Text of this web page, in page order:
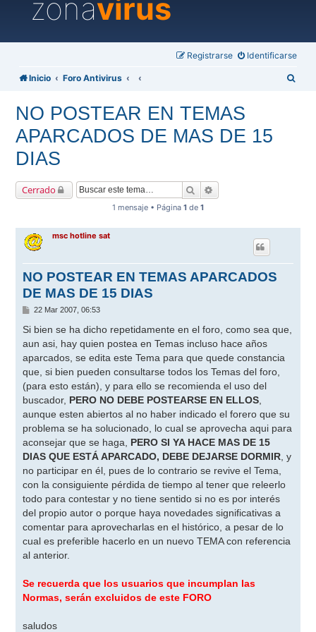
zonavirus
Identificarse
Registrarse
Inicio Foro Antivirus
NO POSTEAR EN TEMAS
APARCADOS DE MAS DE 15
DIAS
Cerrado Buscar
1 mensaje • Página 1 de 1
msc hotline sat
NO POSTEAR EN TEMAS APARCADOS
DE MAS DE 15 DIAS
M
n
a
j
e
22 Mar 2007, 06:53
Si bien se ha dicho repetidamente en el foro, como sea que,
aun asi, hay quien postea en Temas incluso hace años
aparcados, se edita este Tema para que quede constancia
que, si bien pueden consultarse todos los Temas del foro,
(para esto están), y para ello se recomienda el uso del
buscador, PERO NO DEBE POSTEARSE EN ELLOS,
aunque esten abiertos al no haber indicado el forero que su
problema se ha solucionado, lo cual se aprovecha aqui para
aconsejar que se haga, PERO SI YA HACE MAS DE 15
DIAS QUE ESTÁ APARCADO, DEBE DEJARSE DORMIR, y
no participar en él, pues de lo contrario se revive el Tema,
con la consiguiente pérdida de tiempo al tener que releerlo
todo para contestar y no tiene sentido si no es por interés
del propio autor o porque haya novedades significativas a
comentar para aprovecharlas en el histórico, a pesar de lo
cual es preferible hacerlo en un nuevo TEMA con referencia
al anterior.
Se recuerda que los usuarios que incumplan las
Normas, serán excluidos de este FORO
saludos